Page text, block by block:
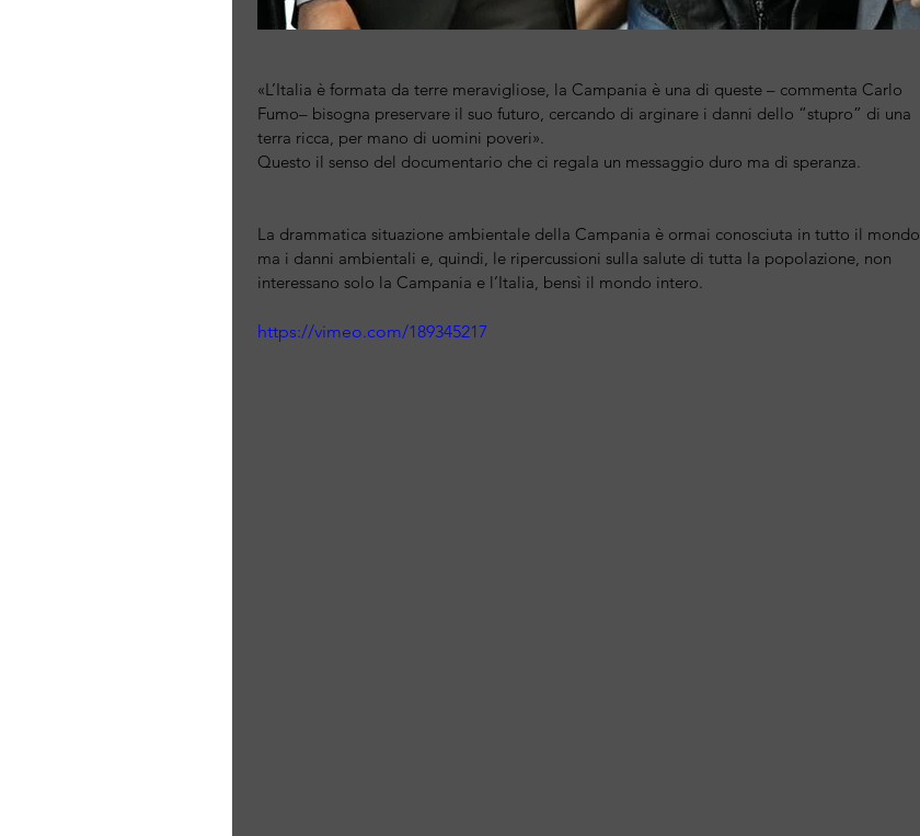
«L’Italia è formata da terre meravigliose, la Campania è una di queste – commenta Carlo
Fumo– bisogna preservare il suo futuro, cercando di arginare i danni dello “stupro” di una
terra ricca, per mano di uomini poveri».
Questo il senso del documentario che ci regala un messaggio duro ma di speranza.
La drammatica situazione ambientale della Campania è ormai conosciuta in tutto il mondo,
ma i danni ambientali e, quindi, le ripercussioni sulla salute di tutta la popolazione, non
interessano solo la Campania e l’Italia, bensì il mondo intero.
https://vimeo.com/189345217